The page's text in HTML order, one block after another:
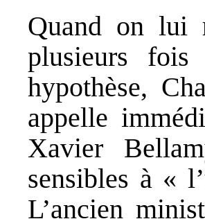
Quand on lui
plusieurs
hypothèse,
appelle
Xavier
sensibles à «
L’ancien